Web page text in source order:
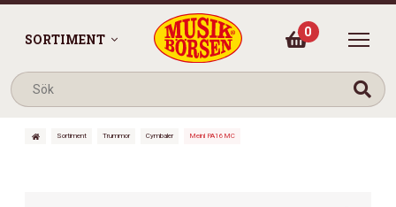
SORTIMENT 0
Sortiment Trummor Cymbaler Meinl PA16MC